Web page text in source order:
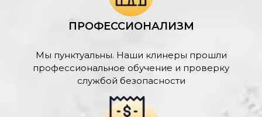
ПРОФЕССИОНАЛИЗМ
Мы пунктуальны. Наши клинеры прошли
профессиональное обучение и проверку
службой безопасности